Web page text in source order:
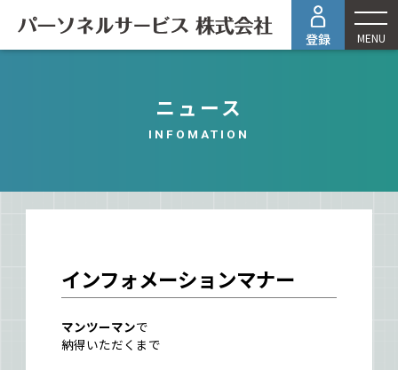
MENU
ニュース
INFOMATION
インフォメーションマナー
マンツーマンで
納得いただくまで